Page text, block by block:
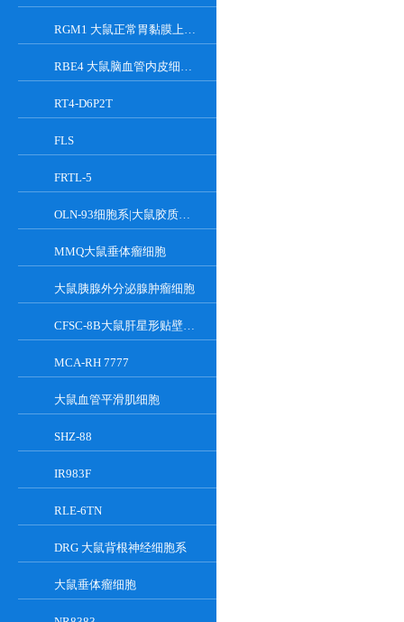
RGM1 大鼠正常胃黏膜上皮细胞系
RBE4 大鼠脑血管内皮细胞系
RT4-D6P2T
FLS
FRTL-5
OLN-93细胞系|大鼠胶质细胞
MMQ大鼠垂体瘤细胞
大鼠胰腺外分泌腺肿瘤细胞
CFSC-8B大鼠肝星形贴壁细胞系
MCA-RH 7777
大鼠血管平滑肌细胞
SHZ-88
IR983F
RLE-6TN
DRG 大鼠背根神经细胞系
大鼠垂体瘤细胞